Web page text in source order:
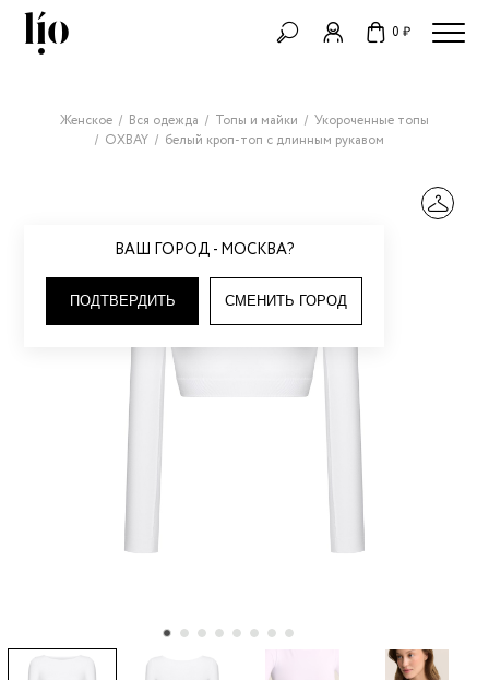
0 ₽
ВАШ ГОРОД - МОСКВА?
ПОДТВЕРДИТЬ СМЕНИТЬ ГОРОД
Женское Вся одежда Топы и майки
Укороченные топы
OXBAY
белый кроп-топ с длинным рукавом